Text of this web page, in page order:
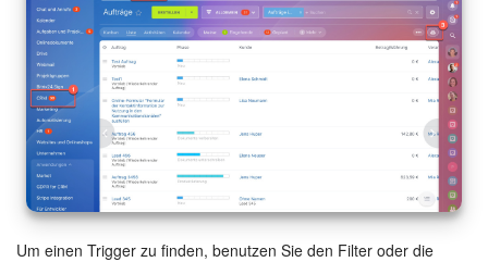
Drive
Webmail
CRM
Buchung
Um einen Trigger zu finden, benutzen Sie den Filter oder die